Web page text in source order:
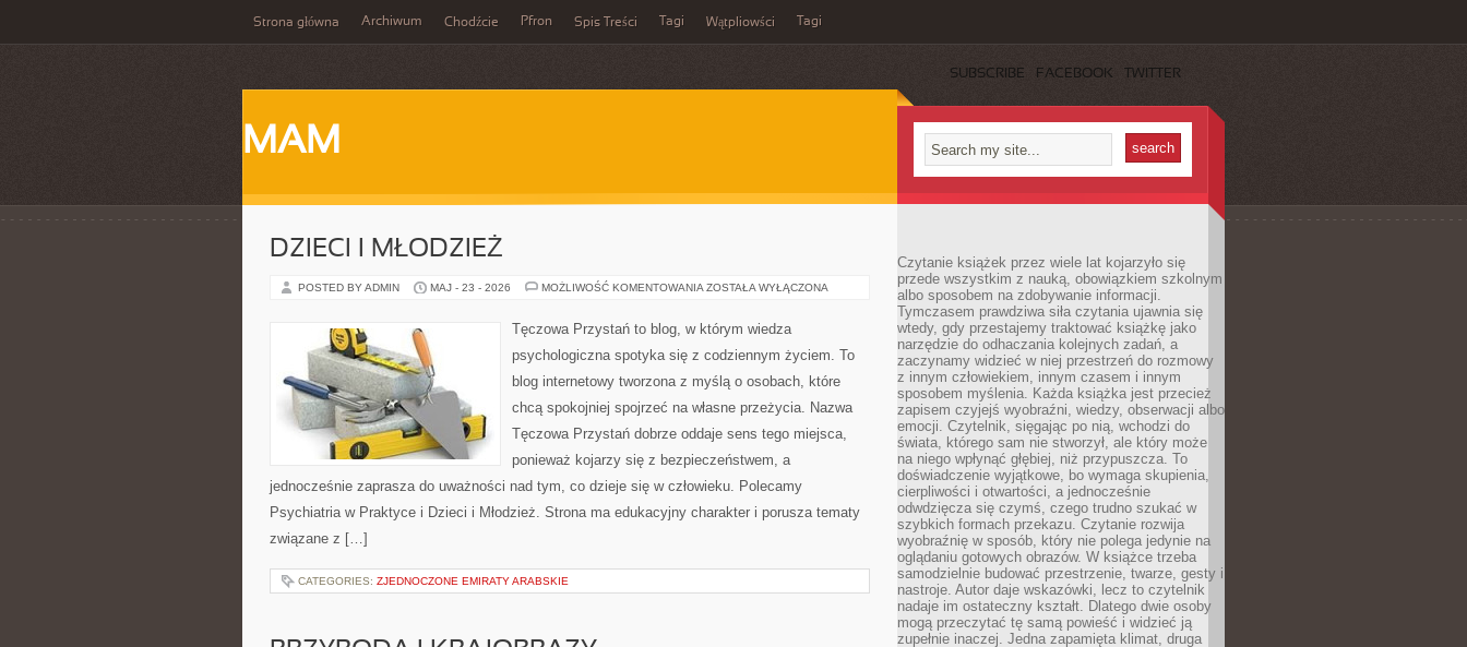
Strona główna Archiwum Chodźcie Pfron Spis Treści Tagi Wątpliowści Tagi
SUBSCRIBE FACEBOOK TWITTER
MAM
DZIECI I MŁODZIEŻ
POSTED BY ADMIN MAJ - 23 - 2026 MOŻLIWOŚĆ KOMENTOWANIA DZIECI
ZOSTAŁA WYŁĄCZONA
Tęczowa Przystań to blog, w którym wiedza
psychologiczna spotyka się z codziennym życiem. To
blog internetowy tworzona z myślą o osobach, które
chcą spokojniej spojrzeć na własne przeżycia. Nazwa
Tęczowa Przystań dobrze oddaje sens tego miejsca,
ponieważ kojarzy się z bezpieczeństwem, a
jednocześnie zaprasza do uważności nad tym, co dzieje się w człowieku. Polecamy
Psychiatria w Praktyce i Dzieci i Młodzież. Strona ma edukacyjny charakter i porusza tematy
związane z […]
CATEGORIES: ZJEDNOCZONE EMIRATY ARABSKIE
Czytanie książek przez wiele lat kojarzyło się
przede wszystkim z nauką, obowiązkiem szkolnym
albo sposobem na zdobywanie informacji.
Tymczasem prawdziwa siła czytania ujawnia się
wtedy, gdy przestajemy traktować książkę jako
narzędzie do odhaczania kolejnych zadań, a
zaczynamy widzieć w niej przestrzeń do rozmowy
z innym człowiekiem, innym czasem i innym
sposobem myślenia. Każda książka jest przecież
zapisem czyjejś wyobraźni, wiedzy, obserwacji albo
emocji. Czytelnik, sięgając po nią, wchodzi do
świata, którego sam nie stworzył, ale który może
na niego wpłynąć głębiej, niż przypuszcza. To
doświadczenie wyjątkowe, bo wymaga skupienia,
cierpliwości i otwartości, a jednocześnie
odwdzięcza się czymś, czego trudno szukać w
szybkich formach przekazu. Czytanie rozwija
wyobraźnię w sposób, który nie polega jedynie na
oglądaniu gotowych obrazów. W książce trzeba
samodzielnie budować przestrzenie, twarze, gesty i
nastroje. Autor daje wskazówki, lecz to czytelnik
nadaje im ostateczny kształt. Dlatego dwie osoby
mogą przeczytać tę samą powieść i widzieć ją
zupełnie inaczej. Jedna zapamięta klimat, druga